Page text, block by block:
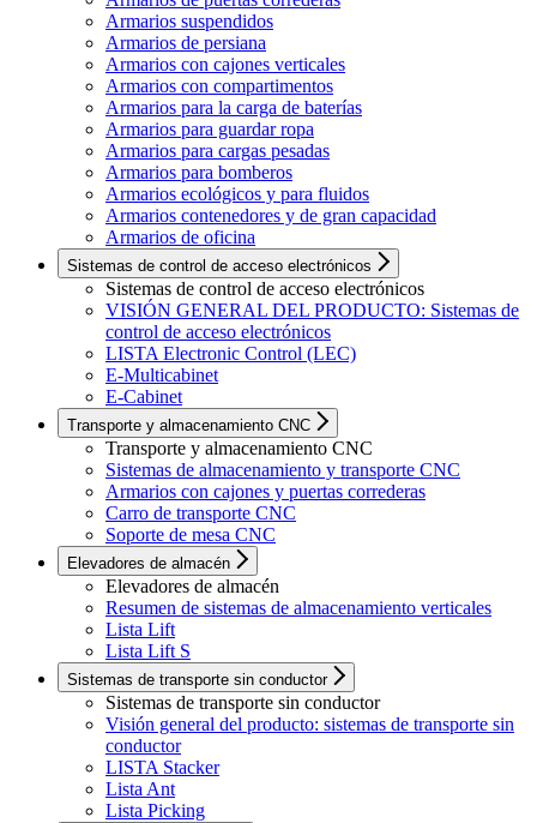
Armarios suspendidos
Armarios de persiana
Armarios con cajones verticales
Armarios con compartimentos
Armarios para la carga de baterías
Armarios para guardar ropa
Armarios para cargas pesadas
Armarios para bomberos
Armarios ecológicos y para fluidos
Armarios contenedores y de gran capacidad
Armarios de oficina
Sistemas de control de acceso electrónicos
Sistemas de control de acceso electrónicos
VISIÓN GENERAL DEL PRODUCTO: Sistemas de
control de acceso electrónicos
LISTA Electronic Control (LEC)
E-Multicabinet
E-Cabinet
Transporte y almacenamiento CNC
Transporte y almacenamiento CNC
Sistemas de almacenamiento y transporte CNC
Armarios con cajones y puertas correderas
Carro de transporte CNC
Soporte de mesa CNC
Elevadores de almacén
Elevadores de almacén
Resumen de sistemas de almacenamiento verticales
Lista Lift
Lista Lift S
Sistemas de transporte sin conductor
Sistemas de transporte sin conductor
Visión general del producto: sistemas de transporte sin
conductor
LISTA Stacker
Lista Ant
Lista Picking